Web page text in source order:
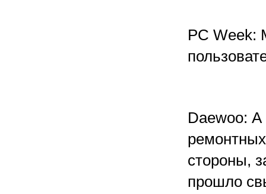
PC Week:
Daewoo:
стороны,
прошло